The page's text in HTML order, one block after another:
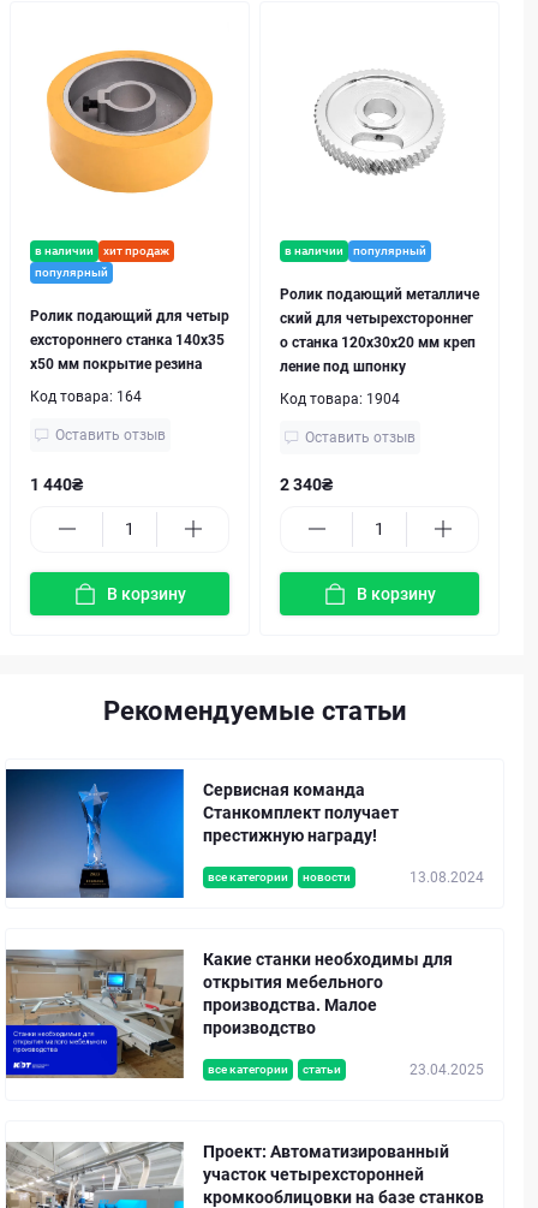
в наличии
хит продаж
популярный
Ролик подающий для четыр
ехстороннего станка 140x35
x50 мм покрытие резина
Код товара: 164
Оставить отзыв
1 440₴
В корзину
в наличии популярный
Ролик подающий металличе
ский для четырехстороннег
о станка 120х30x20 мм креп
ление под шпонку
Код товара: 1904
Оставить отзыв
2 340₴
В корзину
Рекомендуемые статьи
все категории новости 13.08.2024
Сервисная команда
Станкомплект получает
престижную награду!
все категории статьи 23.04.2025
Какие станки необходимы для
открытия мебельного
производства. Малое
производство
Проект: Автоматизированный
участок четырехсторонней
кромкооблицовки на базе станков